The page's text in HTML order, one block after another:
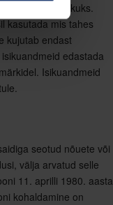
kasutada mis tahes
kujutab endast
edastada
Isikuandmeid
seotud nõuete või
välja arvatud selle
11. aprilli 1980. aasta
kohaldamine on